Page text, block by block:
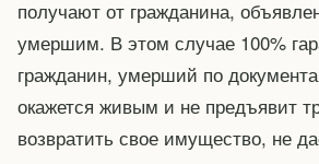
получают от гражданина,
умершим. В этом случае 100%
гражданин, умерший по
окажется живым и не предъявит
возвратить свое имущество, не